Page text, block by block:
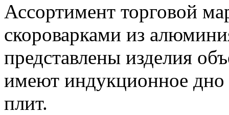
Ассортимент торговой
скороварками из
представлены изделия
имеют индукционное дно
плит.